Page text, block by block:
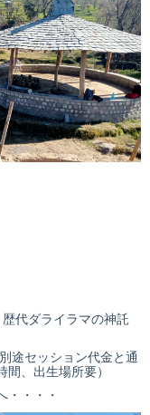
ダライラマの神託
ッション代金と通
、出生場所要）
・・・・